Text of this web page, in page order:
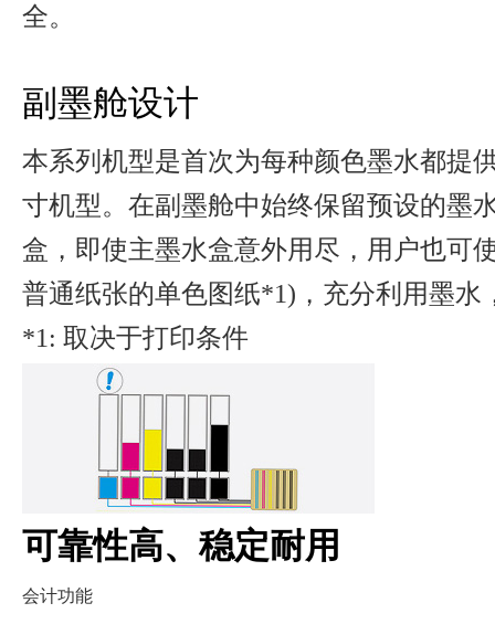
全。
副墨舱设计
本系列机型是首次为每种颜色墨水都提
寸机型。在副墨舱中始终保留预设的墨
盒，即使主墨水盒意外用尽，用户也可
普通纸张的单色图纸*1)，充分利用墨水
*1: 取决于打印条件
可靠性高、稳定耐用
会计功能